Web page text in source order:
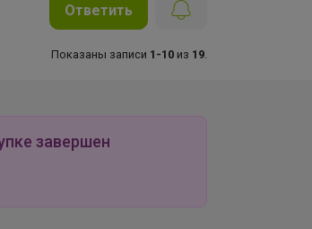
Ответить
Показаны записи 1-10 из 19.
завершен